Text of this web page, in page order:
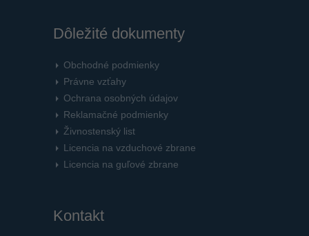
Dôležité dokumenty
Obchodné podmienky
Právne vzťahy
Ochrana osobných údajov
Reklamačné podmienky
Živnostenský list
Licencia na vzduchové zbrane
Licencia na guľové zbrane
Kontakt